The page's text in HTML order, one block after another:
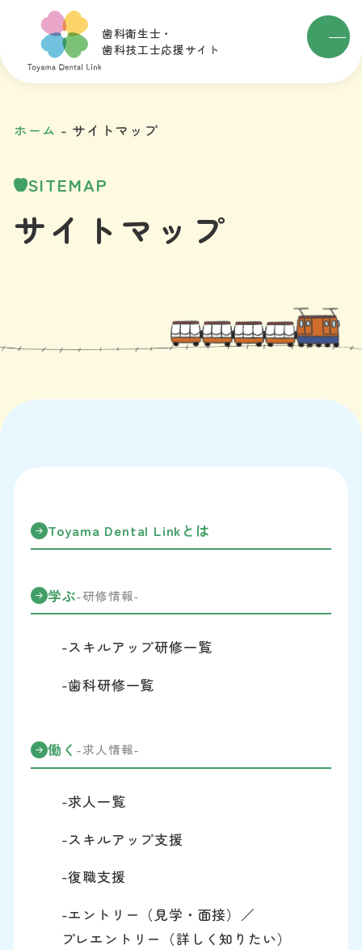
歯科衛生士・
歯科技工士応援サイト
ホーム サイトマップ
SITEMAP
サイトマップ
Toyama Dental Linkとは
学ぶ-研修情報-
-スキルアップ研修一覧
-歯科研修一覧
働く -求人情報-
-求人一覧
-スキルアップ支援
-復職支援
-エントリー（見学・面接）／
プレエントリー（詳しく知りたい）